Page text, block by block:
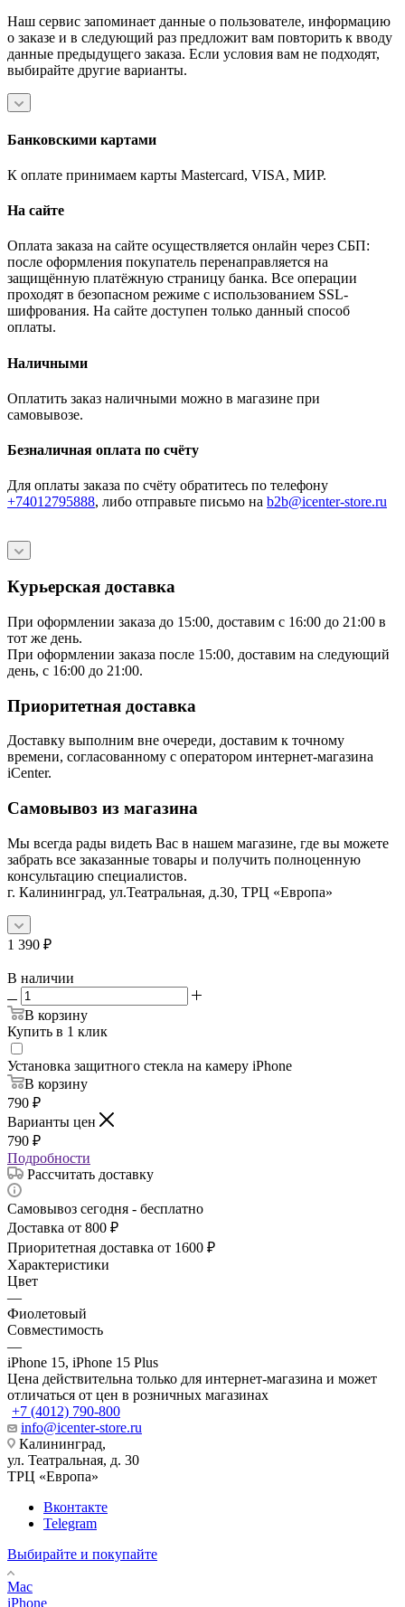
Наш сервис запоминает данные о пользователе, информацию
о заказе и в следующий раз предложит вам повторить к вводу
данные предыдущего заказа. Если условия вам не подходят,
выбирайте другие варианты.
Банковскими картами
К оплате принимаем карты Mastercard, VISA, МИР.
На сайте
Оплата заказа на сайте осуществляется онлайн через СБП:
после оформления покупатель перенаправляется на
защищённую платёжную страницу банка. Все операции
проходят в безопасном режиме с использованием SSL-
шифрования. На сайте доступен только данный способ
оплаты.
Наличными
Оплатить заказ наличными можно в магазине при
самовывозе.
Безналичная оплата по счёту
Для оплаты заказа по счёту обратитесь по телефону
+74012795888, либо отправьте письмо на b2b@icenter-store.ru
Курьерская доставка
При оформлении заказа до 15:00, доставим с 16:00 до 21:00 в
тот же день.
При оформлении заказа после 15:00, доставим на следующий
день, с 16:00 до 21:00.
Приоритетная доставка
Доставку выполним вне очереди, доставим к точному
времени, согласованному с оператором интернет-магазина
iCenter.
Самовывоз из магазина
Мы всегда рады видеть Вас в нашем магазине, где вы можете
забрать все заказанные товары и получить полноценную
консультацию специалистов.
г. Калининград, ул.Театральная, д.30, ТРЦ «Европа»
1 390 ₽
В наличии
В корзину
Купить в 1 клик
Установка защитного стекла на камеру iPhone
В корзину
790 ₽
Варианты цен
790 ₽
Подробности
Рассчитать доставку
Самовывоз сегодня - бесплатно
Доставка от 800 ₽
Приоритетная доставка от 1600 ₽
Характеристики
Цвет
—
Фиолетовый
Совместимость
—
iPhone 15, iPhone 15 Plus
Цена действительна только для интернет-магазина и может
отличаться от цен в розничных магазинах
+7 (4012) 790-800
info@icenter-store.ru
Калининград,
ул. Театральная, д. 30
ТРЦ «Европа»
Вконтакте
Telegram
Выбирайте и покупайте
Mac
iPhone